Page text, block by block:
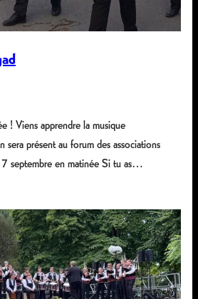
! Viens apprendre la musique
présent au forum des associations
7 septembre en matinée Si tu as…